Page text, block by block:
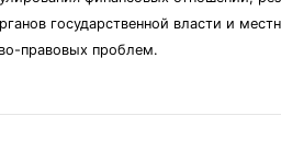
государственной власти и
правовых проблем.